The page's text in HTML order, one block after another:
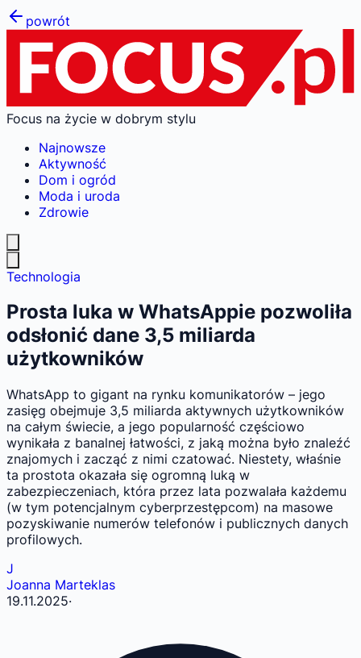
powrót
Focus na życie w dobrym stylu
Najnowsze
Aktywność
Dom i ogród
Moda i uroda
Zdrowie
Technologia
Prosta luka w WhatsAppie pozwoliła
odsłonić dane 3,5 miliarda
użytkowników
WhatsApp to gigant na rynku komunikatorów – jego
zasięg obejmuje 3,5 miliarda aktywnych użytkowników
na całym świecie, a jego popularność częściowo
wynikała z banalnej łatwości, z jaką można było znaleźć
znajomych i zacząć z nimi czatować. Niestety, właśnie
ta prostota okazała się ogromną luką w
zabezpieczeniach, która przez lata pozwalała każdemu
(w tym potencjalnym cyberprzestępcom) na masowe
pozyskiwanie numerów telefonów i publicznych danych
profilowych.
J
Joanna Marteklas
19.11.2025·